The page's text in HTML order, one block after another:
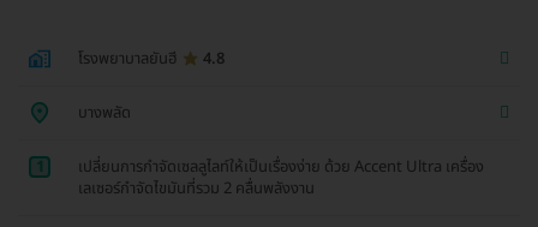
โรงพยาบาลยันฮี 4.8
บางพลัด
1
เปลี่ยนการกำจัดเซลลูไลท์ให้เป็นเรื่องง่าย ด้วย Accent Ultra เครื่อง
เลเซอร์กำจัดไขมันที่รวม 2 คลื่นพลังงาน